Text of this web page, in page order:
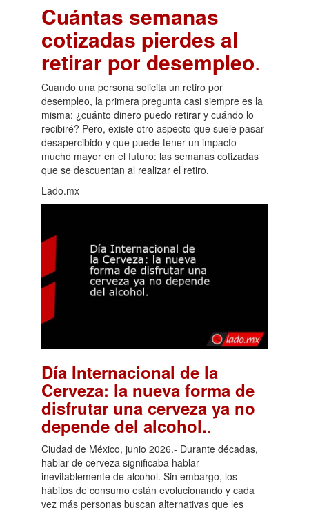
Cuántas semanas
cotizadas pierdes al
retirar por desempleo.
Cuando una persona solicita un retiro por
desempleo, la primera pregunta casi siempre es la
misma: ¿cuánto dinero puedo retirar y cuándo lo
recibiré? Pero, existe otro aspecto que suele pasar
desapercibido y que puede tener un impacto
mucho mayor en el futuro: las semanas cotizadas
que se descuentan al realizar el retiro.
Lado.mx
Día Internacional de la
Cerveza: la nueva forma de
disfrutar una cerveza ya no
depende del alcohol..
Ciudad de México, junio 2026.- Durante décadas,
hablar de cerveza significaba hablar
inevitablemente de alcohol. Sin embargo, los
hábitos de consumo están evolucionando y cada
vez más personas buscan alternativas que les